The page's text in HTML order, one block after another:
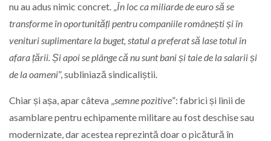
nu au adus nimic concret. „În loc ca miliarde de euro să se
transforme în oportunități pentru companiile românești și în
venituri suplimentare la buget, statul a preferat să lase totul în
afara țării. Și apoi se plânge că nu sunt bani și taie de la salarii și
de la oameni”, subliniază sindicaliștii.
Chiar și așa, apar câteva „ semne pozitive”: fabrici și linii de
asamblare pentru echipamente militare au fost deschise sau
modernizate, dar acestea reprezintă doar o picătură în